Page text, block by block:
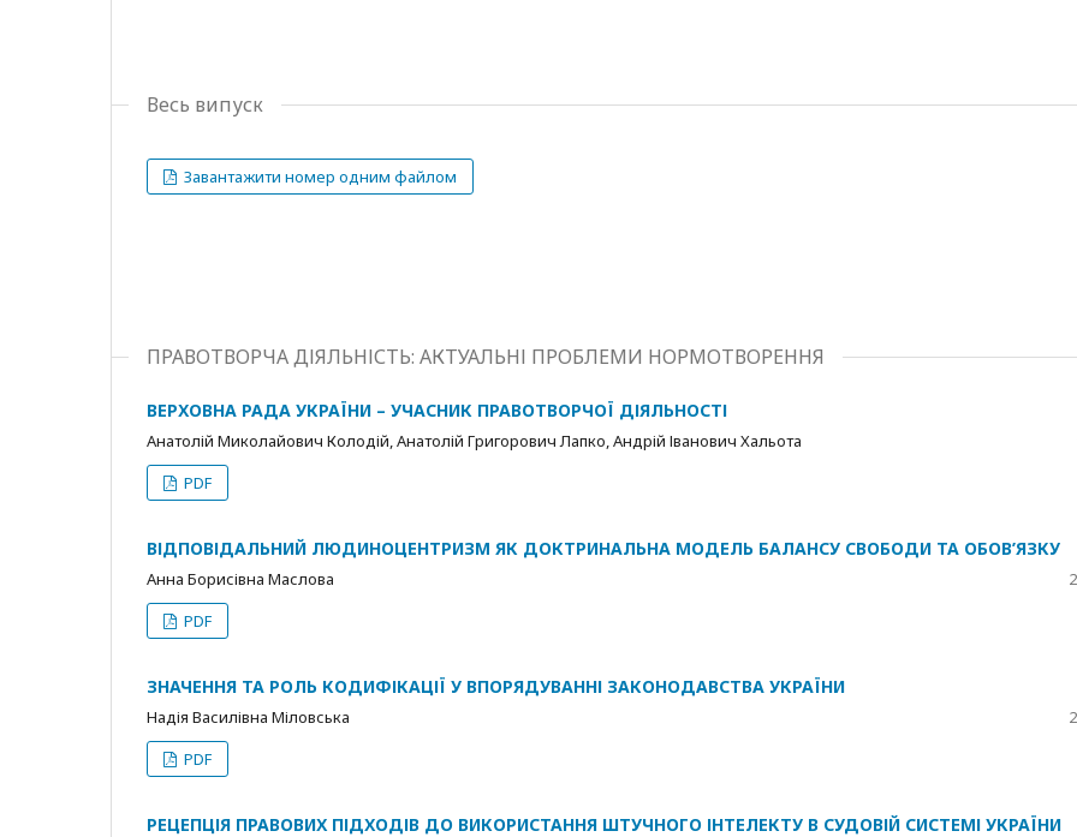
Весь випуск
Завантажити номер одним файлом
ПРАВОТВОРЧА ДІЯЛЬНІСТЬ: АКТУАЛЬНІ ПРОБЛЕМИ НОРМОТВОРЕННЯ
ВЕРХОВНА РАДА УКРАЇНИ – УЧАСНИК ПРАВОТВОРЧОЇ ДІЯЛЬНОСТІ
Анатолій Миколайович Колодій, Анатолій Григорович Лапко, Андрій Іванович Хальота
PDF
ВІДПОВІДАЛЬНИЙ ЛЮДИНОЦЕНТРИЗМ ЯК ДОКТРИНАЛЬНА МОДЕЛЬ БАЛАНСУ СВОБОДИ ТА ОБОВ’ЯЗКУ
Анна Борисівна Маслова
PDF
ЗНАЧЕННЯ ТА РОЛЬ КОДИФІКАЦІЇ У ВПОРЯДУВАННІ ЗАКОНОДАВСТВА УКРАЇНИ
Надія Василівна Міловська
PDF
РЕЦЕПЦІЯ ПРАВОВИХ ПІДХОДІВ ДО ВИКОРИСТАННЯ ШТУЧНОГО ІНТЕЛЕКТУ В СУДОВІЙ СИСТЕМІ УКРАЇНИ